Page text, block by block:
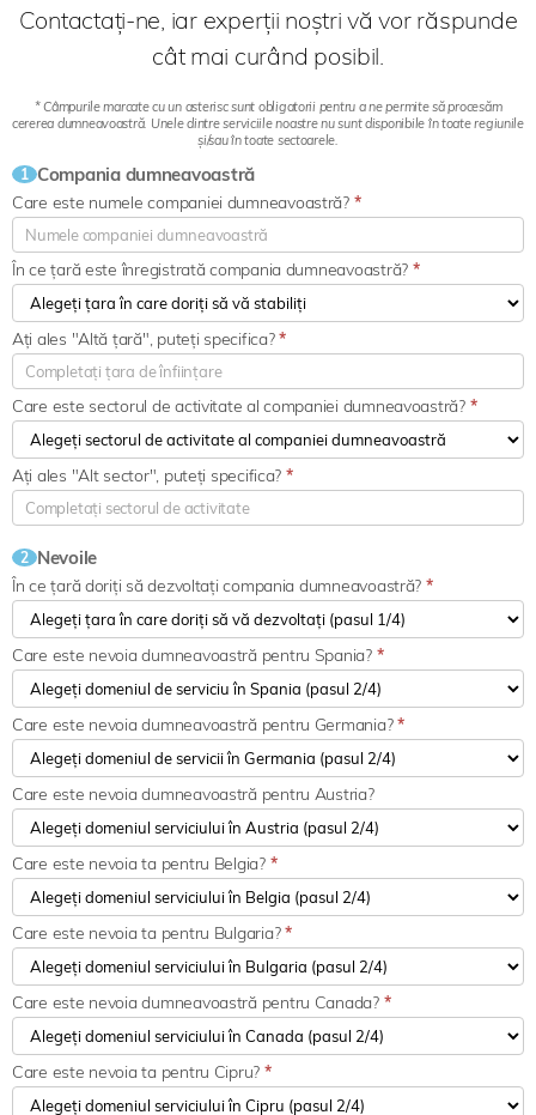
Contactați-ne, iar experții noștri vă vor răspunde
cât mai curând posibil.
* Câmpurile marcate cu un asterisc sunt obligatorii pentru a ne permite să procesăm
cererea dumneavoastră. Unele dintre serviciile noastre nu sunt disponibile în toate regiunile
și/sau în toate sectoarele.
1 Compania dumneavoastră
Care este numele companiei dumneavoastră? *
În ce țară este înregistrată compania dumneavoastră? *
Care este sectorul de activitate al companiei dumneavoastră? *
Ați ales "Altă țară", puteți specifica?*
Ați ales "Alt sector", puteți specifica? *
2 Nevoile
În ce țară doriți să dezvoltați compania dumneavoastră? *
Care este nevoia dumneavoastră pentru Spania? *
Care este nevoia dumneavoastră pentru Germania?*
Care este nevoia dumneavoastră pentru Austria?
Care este nevoia ta pentru Belgia? *
Care este nevoia ta pentru Bulgaria?*
Care este nevoia dumneavoastră pentru Canada? *
Care este nevoia ta pentru Cipru? *